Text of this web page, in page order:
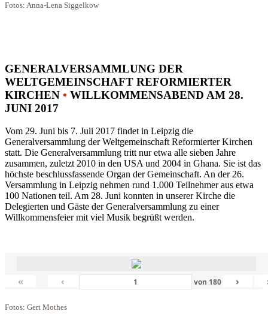
Fotos: Anna-Lena Siggelkow
GENERALVERSAMMLUNG DER
WELTGEMEINSCHAFT REFORMIERTER
KIRCHEN • WILLKOMMENSABEND AM 28.
JUNI 2017
Vom 29. Juni bis 7. Juli 2017 findet in Leipzig die
Generalversammlung der Weltgemeinschaft Reformierter Kirchen
statt. Die Generalversammlung tritt nur etwa alle sieben Jahre
zusammen, zuletzt 2010 in den USA und 2004 in Ghana. Sie ist das
höchste beschlussfassende Organ der Gemeinschaft. An der 26.
Versammlung in Leipzig nehmen rund 1.000 Teilnehmer aus etwa
100 Nationen teil. Am 28. Juni konnten in unserer Kirche die
Delegierten und Gäste der Generalversammlung zu einer
Willkommensfeier mit viel Musik begrüßt werden.
« ‹ von 180 ›
Fotos: Gert Mothes